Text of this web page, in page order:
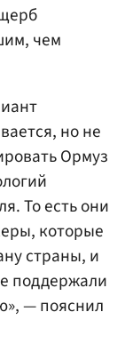
чем
но не
Ормуз
То есть они
которые
страны, и
поддержали
— пояснил